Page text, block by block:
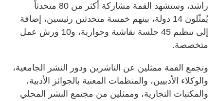
راشد، وستشهد القمة مشاركة أكثر من 80 متحدثاً
يُمثّلون 14 دولة، بينهم خمسة متحدثين رئيسين، إضافة
إلى تنظيم 45 جلسة نقاشية وحوارية، و10 ورش عمل
متخصصة.
وتجمع القمة ممثلين عن الناشرين ودور النشر الجامعية،
والوكلاء الأدبيين، والمنظمات المعنية بالجوائز الأدبية،
والمكتبات التجارية، وممثلين من مجتمع النشر المحلي